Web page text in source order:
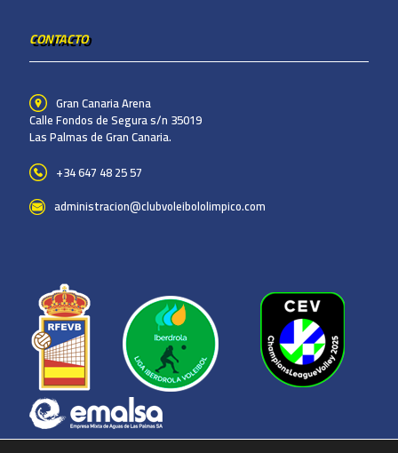
CONTACTO
Gran Canaria Arena
Calle Fondos de Segura s/n 35019
Las Palmas de Gran Canaria.
+34 647 48 25 57
administracion@clubvoleibololimpico.com